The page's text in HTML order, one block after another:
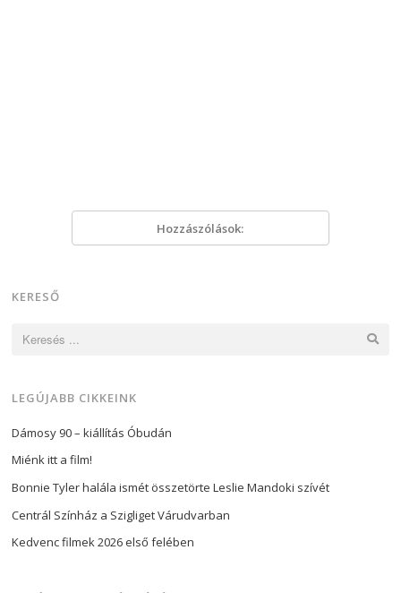
Hozzászólások:
KERESŐ
LEGÚJABB CIKKEINK
Dámosy 90 – kiállítás Óbudán
Miénk itt a film!
Bonnie Tyler halála ismét összetörte Leslie Mandoki szívét
Centrál Színház a Szigliget Várudvarban
Kedvenc filmek 2026 első felében